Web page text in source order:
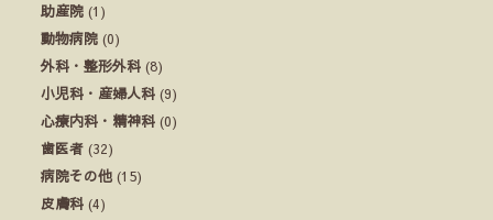
助産院 (1)
動物病院 (0)
外科・整形外科 (8)
小児科・産婦人科 (9)
心療内科・精神科 (0)
歯医者 (32)
病院その他 (15)
皮膚科 (4)